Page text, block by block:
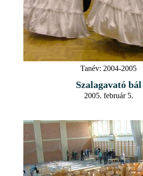
Tanév: 2004-2005
Szalagavató bál
2005. február 5.